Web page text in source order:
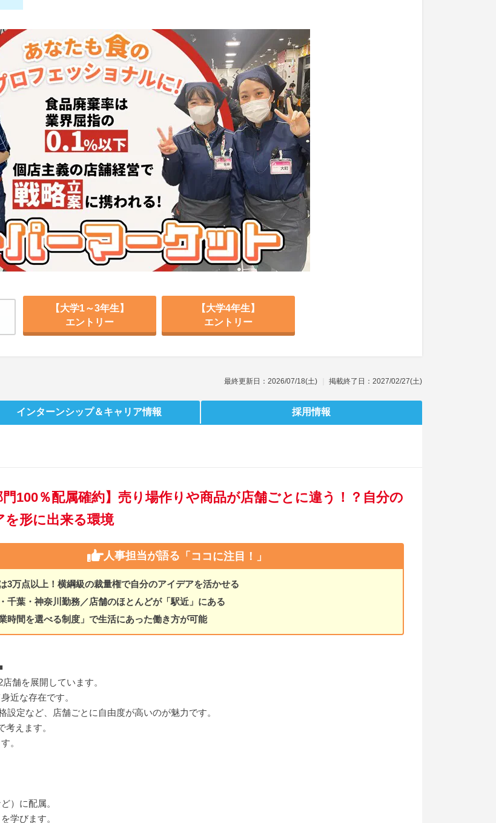
【大学1～3年生】
エントリー
【大学4年生】
エントリー
最終更新日：2026/07/18(土) 掲載終了日：2027/02/27(土)
インターンシップ＆キャリア情報 採用情報
門100％配属確約】売り場作りや商品が店舗ごとに違う！？自分の
を形に出来る環境
人事担当が語る 「ココに注目！」
3万点以上！横綱級の裁量権で自分のアイデアを活かせる
千葉・神奈川勤務／店舗のほとんどが「駅近」にある
業時間を選べる制度」で生活にあった働き方が可能
舗を展開しています。
近な存在です。
定など、店舗ごとに自由度が高いのが魅力です。
えます。
。
）に配属。
学びます。